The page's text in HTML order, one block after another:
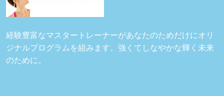
経験豊富なマスタートレーナーがあなたのためだけにオリ
ジナルプログラムを組みます。強くてしなやかな輝く未来
のために。